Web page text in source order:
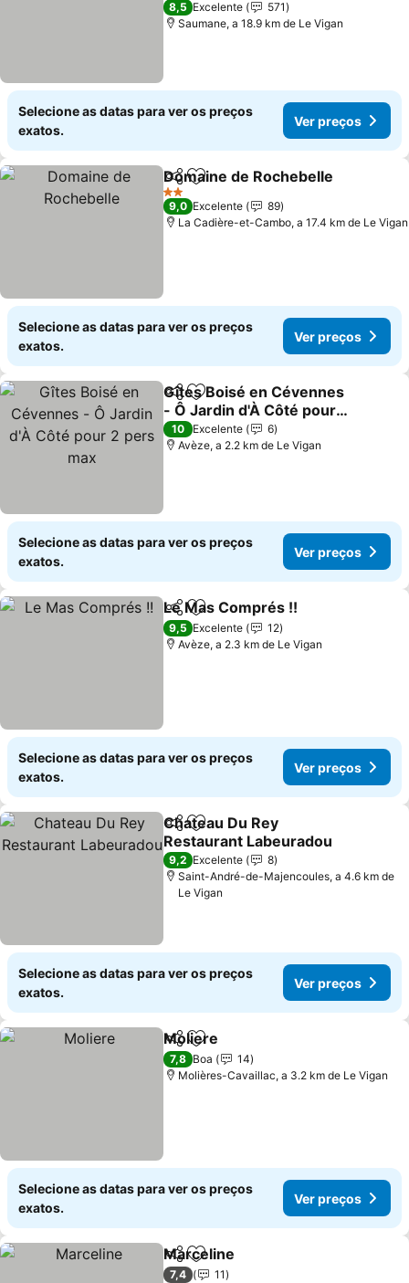
8,5 Excelente
571
Saumane, a 18.9 km de Le Vigan
Selecione as datas para ver os preços
exatos.
Ver preços
PartilharAdicionar aos favoritos
Domaine de Rochebelle
2 Estrelas
9,0 Excelente
89
La Cadière-et-Cambo, a 17.4 km de Le Vigan
Selecione as datas para ver os preços
exatos.
Ver preços
PartilharAdicionar aos favoritos
Gîtes Boisé en Cévennes
- Ô Jardin d'À Côté pour 2
pers max
10 Excelente
6
Avèze, a 2.2 km de Le Vigan
Selecione as datas para ver os preços
exatos.
Ver preços
PartilharAdicionar aos favoritos
Le Mas Comprés !!
9,5 Excelente
12
Avèze, a 2.3 km de Le Vigan
Selecione as datas para ver os preços
exatos.
Ver preços
PartilharAdicionar aos favoritos
Chateau Du Rey
Restaurant Labeuradou
9,2 Excelente
8
Saint-André-de-Majencoules, a 4.6 km de
Le Vigan
Selecione as datas para ver os preços
exatos.
Ver preços
PartilharAdicionar aos favoritos
Moliere
7,8 Boa
14
Molières-Cavaillac, a 3.2 km de Le Vigan
Selecione as datas para ver os preços
exatos.
Ver preços
PartilharAdicionar aos favoritos
Marceline
7,4
11